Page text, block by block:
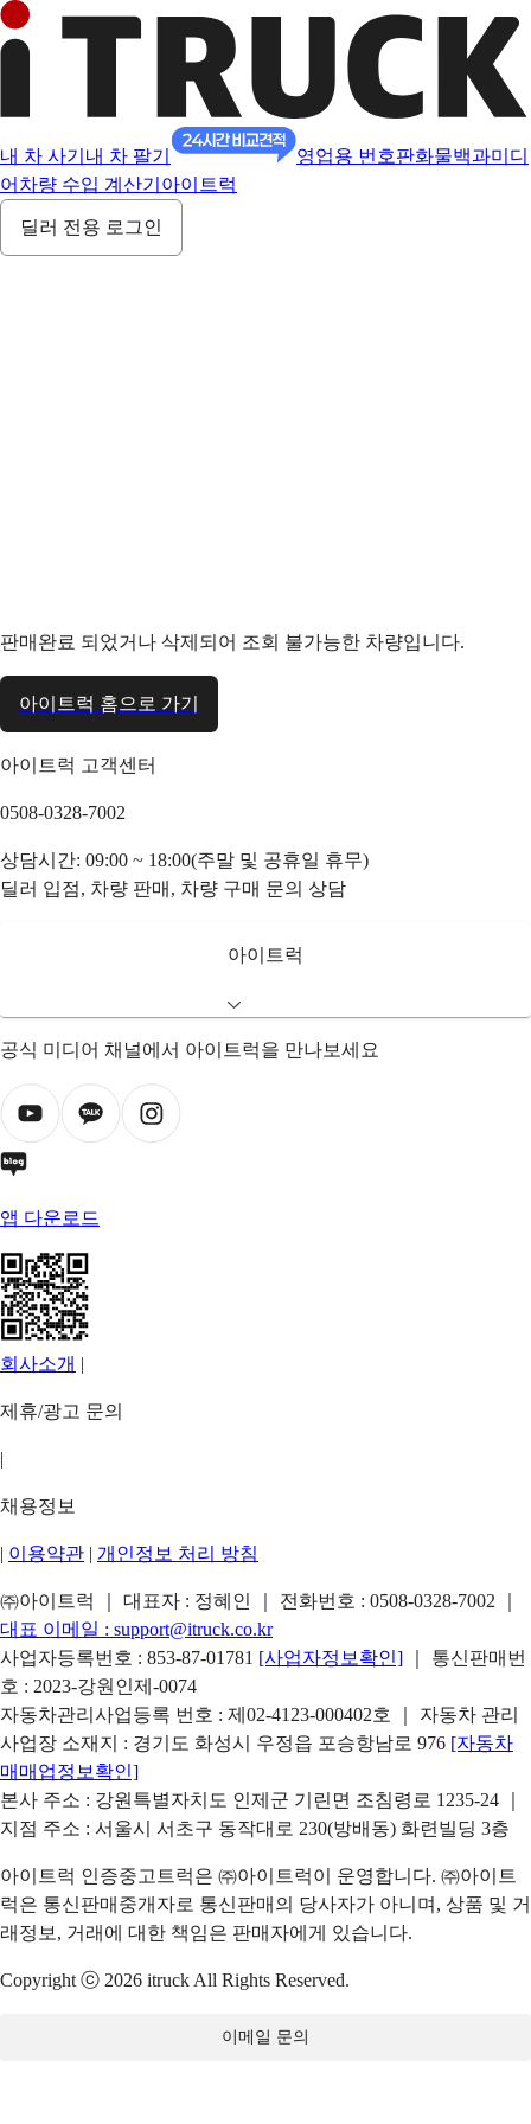
내 차 사기 내 차 팔기 영업용 번호판화물백과미디
어 차량 수입 계산기 아이트럭
딜러 전용 로그인
판매완료 되었거나 삭제되어 조회 불가능한 차량입니다.
아이트럭 홈으로 가기
아이트럭 고객센터
0508-0328-7002
상담시간: 09:00 ~ 18:00(주말 및 공휴일 휴무)
딜러 입점, 차량 판매, 차량 구매 문의 상담
아이트럭
공식 미디어 채널에서 아이트럭을 만나보세요
앱 다운로드
회사소개 |
제휴/광고 문의
|
채용정보
| 이용약관 | 개인정보 처리 방침
㈜아이트럭 ｜ 대표자 : 정혜인 ｜ 전화번호 : 0508-0328-7002
대표 이메일 : support@itruck.co.kr
사업자등록번호 : 853-87-01781 [사업자정보확인]
｜ 통신판매번
호 : 2023-강원인제-0074
자동차관리사업등록 번호 : 제02-4123-000402호 ｜ 자동차 관리
사업장 소재지 : 경기도 화성시 우정읍 포승항남로 976 [자동차
매매업정보확인]
본사 주소 : 강원특별자치도 인제군 기린면 조침령로 1235-24 ｜
지점 주소 : 서울시 서초구 동작대로 230(방배동) 화련빌딩 3층
아이트럭 인증중고트럭은 ㈜아이트럭이 운영합니다. ㈜아이트
럭은 통신판매중개자로 통신판매의 당사자가 아니며, 상품 및 거
래정보, 거래에 대한 책임은 판매자에게 있습니다.
Copyright ⓒ 2026 itruck All Rights Reserved.
이메일 문의